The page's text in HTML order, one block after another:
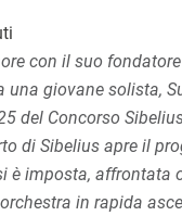
con il suo
una giovane solista,
del Concorso
di Sibelius apre il
è imposta, affrontata
in rapida